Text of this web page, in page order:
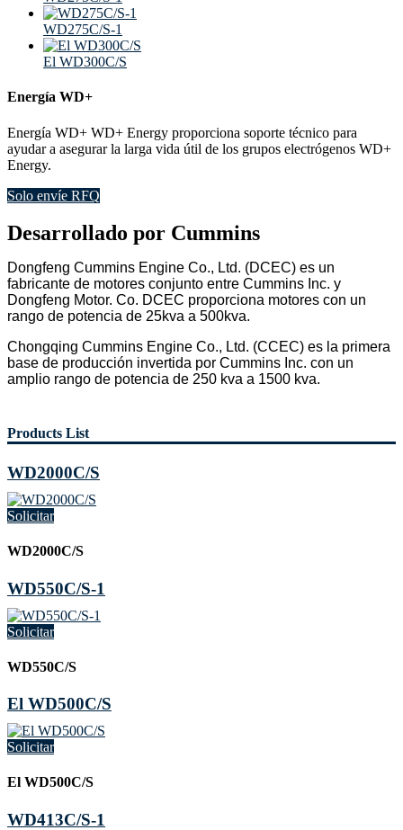
WD275C/S-1
El WD300C/S
Energía WD+
Energía WD+ WD+ Energy proporciona soporte técnico para
ayudar a asegurar la larga vida útil de los grupos electrógenos WD+
Energy.
Solo envíe RFQ
Desarrollado por Cummins
Dongfeng Cummins Engine Co., Ltd. (DCEC) es un
fabricante de motores conjunto entre Cummins Inc. y
Dongfeng Motor. Co. DCEC proporciona motores con un
rango de potencia de 25kva a 500kva.
Chongqing Cummins Engine Co., Ltd. (CCEC) es la primera
base de producción invertida por Cummins Inc. con un
amplio rango de potencia de 250 kva a 1500 kva.
Products List
WD2000C/S
Solicitar
WD2000C/S
WD550C/S-1
Solicitar
WD550C/S
El WD500C/S
Solicitar
El WD500C/S
WD413C/S-1